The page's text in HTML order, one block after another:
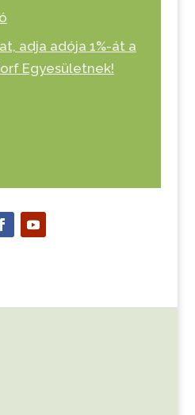
adja adója 1%-át a
Egyesületnek!